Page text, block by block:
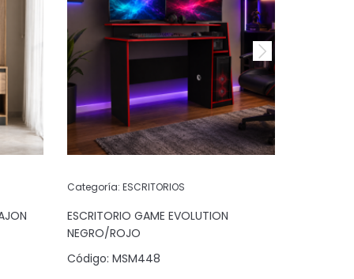
Categoría: ESCRITORIOS
ESCRITORIO GAME EVOLUTION
NEGRO/ROJO
Código: MSM448